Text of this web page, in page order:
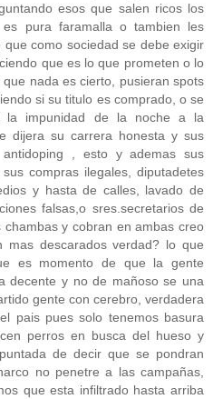
esos que salen ricos los
es pura faramalla o tambien les
como sociedad se debe exigir
que es lo que prometen o lo
nada es cierto, pusieran spots
si su titulo es comprado, o se
la impunidad de la noche a la
dijera su carrera honesta y sus
antidoping , esto y ademas sus
compras ilegales, diputadetes
y hasta de calles, lavado de
falsas,o sres.secretarios de
y cobran en ambas creo
mas descarados verdad? lo que
es momento de que la gente
decente y no de mañoso se una
gente con cerebro, verdadera
pais pues solo tenemos basura
perros en busca del hueso y
de decir que se pondran
no penetre a las campañas,
que esta infiltrado hasta arriba